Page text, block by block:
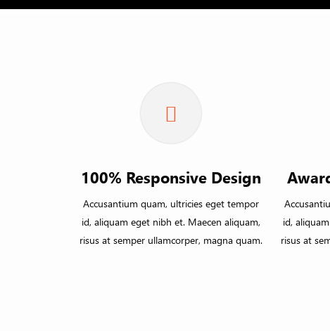
100% Responsive Design
Accusantium quam, ultricies eget tempor
id, aliquam eget nibh et. Maecen aliquam,
risus at semper ullamcorper, magna quam.
id,
risus at